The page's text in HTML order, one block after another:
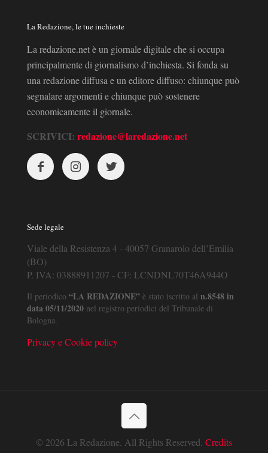
La Redazione, le tue inchieste
La redazione.net è un giornale digitale che si occupa
principalmente di giornalismo d’inchiesta. Si fonda su
una redazione diffusa e un editore diffuso: chiunque può
segnalare argomenti e chiunque può sostenere
economicamente il giornale.
SCRIVICI: redazione@laredazione.net
Sede legale
Viale della Resistenza 4 - 40057 Granarolo dell’Emilia
(BO)
P. IVA: 03888911207 - CF: LCNDNL70T46A944O
Il periodico “LA REDAZIONE” è stato iscritto al n.8548 in
data 05/11/2020 nel registro periodici del Tribunale di
Bologna.
Privacy e Cookie policy
© 2026 La Redazione. All Rights Reserved. Credits